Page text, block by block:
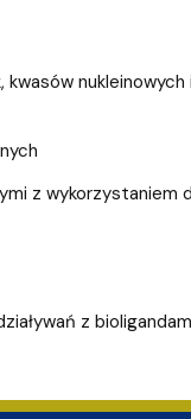
z wykorzystaniem
z